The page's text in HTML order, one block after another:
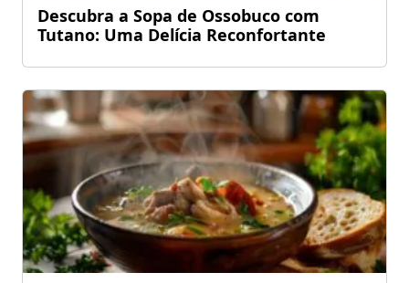
Descubra a Sopa de Ossobuco com
Tutano: Uma Delícia Reconfortante